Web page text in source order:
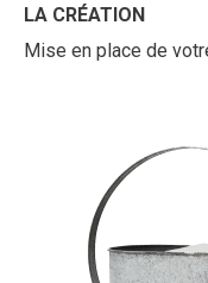
LA CRÉATION
Mise en place de